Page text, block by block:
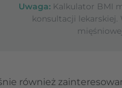
Uwaga:Kalkulator BMI
konsultacji lekarskiej.
również